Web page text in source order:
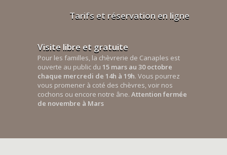
Tarifs et réservation en ligne
Visite libre et gratuite
Pour les familles, la chèvrerie de Canaples est
ouverte au public du 15 mars au 30 octobre
chaque mercredi de 14h à 19h. Vous pourrez
vous promener à coté des chèvres, voir nos
cochons ou encore notre âne. Attention fermée
de novembre à Mars